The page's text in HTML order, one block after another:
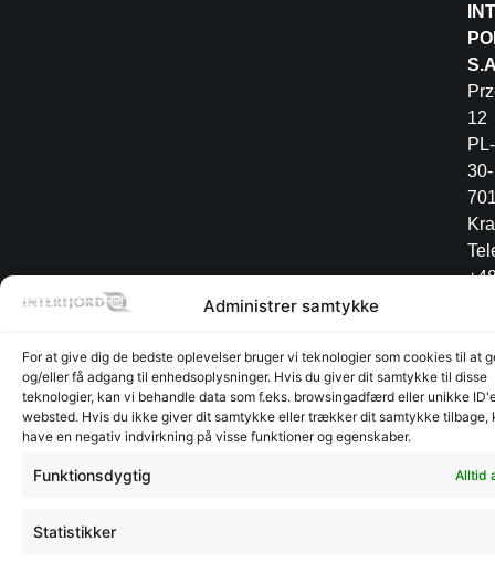
Administrer samtykke
For at give dig de bedste oplevelser bruger vi teknologier som cookies til at
og/eller få adgang til enhedsoplysninger. Hvis du giver dit samtykke til disse
teknologier, kan vi behandle data som f.eks. browsingadfærd eller unikke
websted. Hvis du ikke giver dit samtykke eller trækker dit samtykke tilbage,
have en negativ indvirkning på visse funktioner og egenskaber.
Funktionsdygtig Alltid
Statistikker
12
PL-
30-
©
CVR:
Lager
Glyngøre
Lager
GlyngøreRadesign.dk - Design på